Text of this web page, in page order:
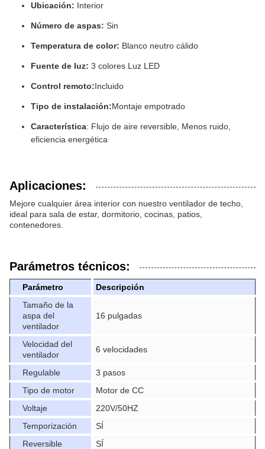
Ubicación: Interior
Número de aspas: Sin
Temperatura de color: Blanco neutro cálido
Fuente de luz: 3 colores Luz LED
Control remoto:Incluido
Tipo de instalación:Montaje empotrado
Característica: Flujo de aire reversible, Menos ruido,
eficiencia energética
Aplicaciones:
Mejore cualquier área interior con nuestro ventilador de techo,
ideal para sala de estar, dormitorio, cocinas, patios,
contenedores.
Parámetros técnicos:
Parámetro
Descripción
Tamaño de la
aspa del
ventilador
16 pulgadas
Velocidad del
ventilador
6 velocidades
Regulable
3 pasos
Tipo de motor
Motor de CC
Voltaje
220V/50HZ
Temporización
SÍ
Reversible
SÍ